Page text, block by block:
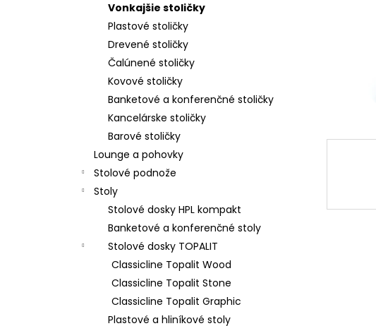
Vonkajšie stoličky
Plastové stoličky
Drevené stoličky
Čalúnené stoličky
Kovové stoličky
Banketové a konferenčné stoličky
Kancelárske stoličky
Barové stoličky
Lounge a pohovky
Stolové podnože
Stoly
Stolové dosky HPL kompakt
Banketové a konferenčné stoly
Stolové dosky TOPALIT
Classicline Topalit Wood
Classicline Topalit Stone
Classicline Topalit Graphic
Plastové a hliníkové stoly